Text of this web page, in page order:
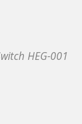
HEG-001